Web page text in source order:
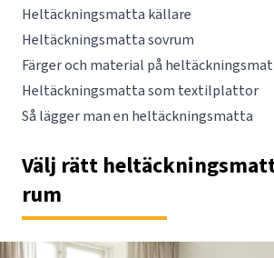
Heltäckningsmatta källare
Heltäckningsmatta sovrum
Färger och material på
Heltäckningsmatta som textilplattor
Så lägger man en heltäckningsmatta
Välj rätt
rum